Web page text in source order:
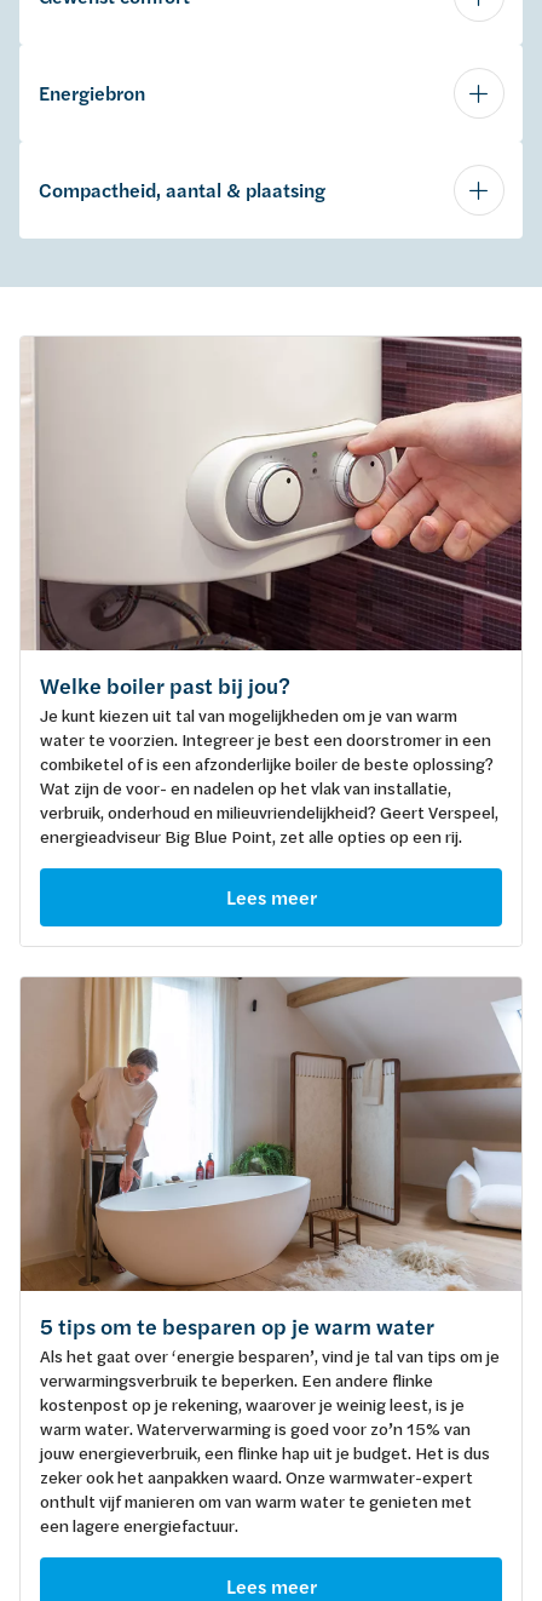
Energiebron
Compactheid, aantal & plaatsing
Welke boiler past bij jou?
Je kunt kiezen uit tal van mogelijkheden om je van warm
water te voorzien. Integreer je best een doorstromer in een
combiketel of is een afzonderlijke boiler de beste oplossing?
Wat zijn de voor- en nadelen op het vlak van installatie,
verbruik, onderhoud en milieuvriendelijkheid? Geert Verspeel,
energieadviseur Big Blue Point, zet alle opties op een rij.
Lees meer
5 tips om te besparen op je warm water
Als het gaat over ‘energie besparen’, vind je tal van tips om je
verwarmingsverbruik te beperken. Een andere flinke
kostenpost op je rekening, waarover je weinig leest, is je
warm water. Waterverwarming is goed voor zo’n 15% van
jouw energieverbruik, een flinke hap uit je budget. Het is dus
zeker ook het aanpakken waard. Onze warmwater-expert
onthult vijf manieren om van warm water te genieten met
een lagere energiefactuur.
Lees meer